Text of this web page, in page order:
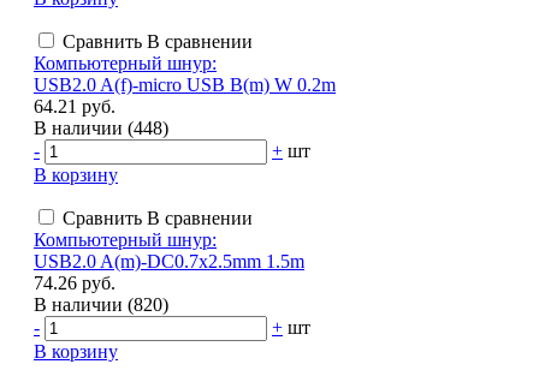
Сравнить В сравнении
Компьютерный шнур:
USB2.0 A(f)-micro USB B(m) W 0.2m
64.21 руб.
В наличии (448)
-
+ шт
В корзину
Сравнить В сравнении
Компьютерный шнур:
USB2.0 A(m)-DC0.7x2.5mm 1.5m
74.26 руб.
В наличии (820)
-
+ шт
В корзину